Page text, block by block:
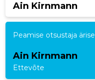
Ain Kirnmann
Peamise otsustaja
Ain Kirnmann
Ettevõte